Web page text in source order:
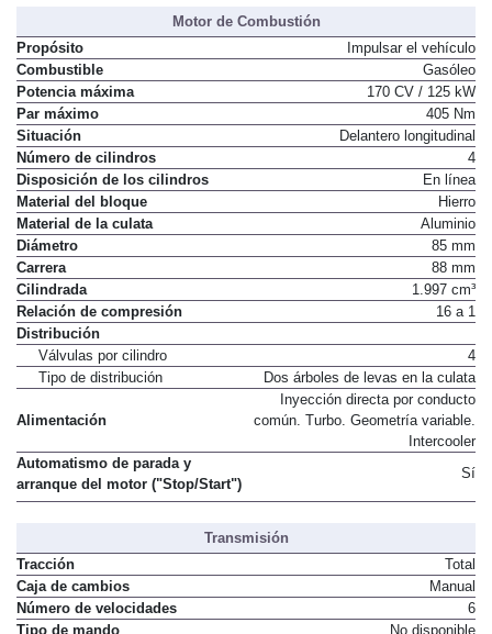
Motor de Combustión
Propósito
Impulsar el vehículo
Combustible
Gasóleo
Potencia máxima
170 CV / 125 kW
Par máximo
405 Nm
Situación
Delantero longitudinal
Número de cilindros
4
Disposición de los cilindros
En línea
Material del bloque
Hierro
Material de la culata
Aluminio
Diámetro
85 mm
Carrera
88 mm
Cilindrada
1.997 cm³
Relación de compresión
16 a 1
Distribución
Válvulas por cilindro
4
Tipo de distribución
Dos árboles de levas en la culata
Alimentación
Inyección directa por conducto
común. Turbo. Geometría variable.
Intercooler
Automatismo de parada y
arranque del motor ("Stop/Start")
Sí
Transmisión
Tracción
Total
Caja de cambios
Manual
Número de velocidades
6
Tipo de mando
No disponible